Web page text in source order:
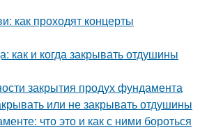
как проходят концерты
как и когда закрывать отдушины
закрытия продух фундамента
или не закрывать отдушины
что это и как с ними бороться